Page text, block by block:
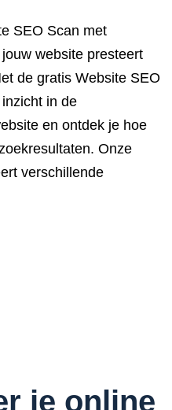
SEO Scan met
website presteert
de gratis Website SEO
in de
en ontdek je hoe
Onze
verschillende
je online